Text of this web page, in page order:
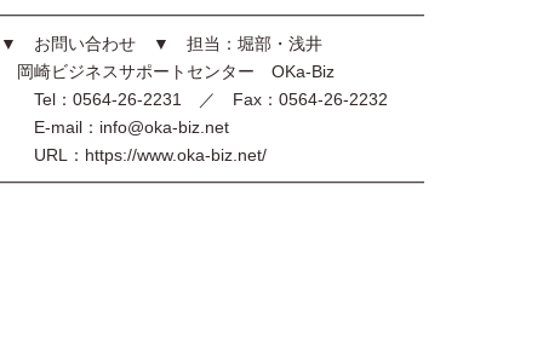
━━━━━━━━━━━━━━━━━━━━━━━━━
▼ お問い合わせ ▼ 担当：堀部・浅井
岡崎ビジネスサポートセンター OKa-Biz
Tel：0564-26-2231 ／ Fax：0564-26-2232
E-mail：info@oka-biz.net
URL：https://www.oka-biz.net/
━━━━━━━━━━━━━━━━━━━━━━━━━